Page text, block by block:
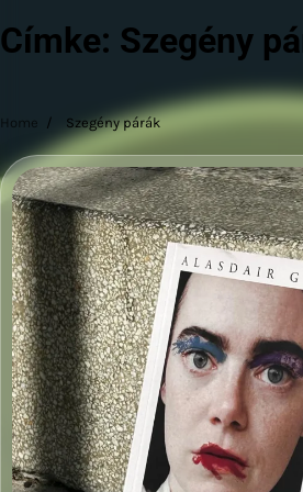
Címke: Szegény
Home Szegény párák